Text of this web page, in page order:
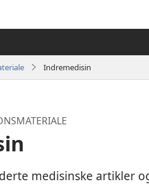
Indremedisin
medisinske artikler